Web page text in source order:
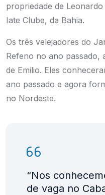
propriedade de
Iate Clube, da Bahia.
Os três velejadores do
Refeno no ano passado,
de Emilio. Eles
ano passado e agora
no Nordeste.
“Nos
de vaga no